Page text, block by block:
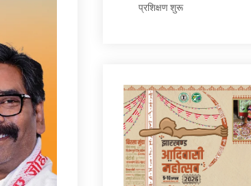
प्रशिक्षण शुरू